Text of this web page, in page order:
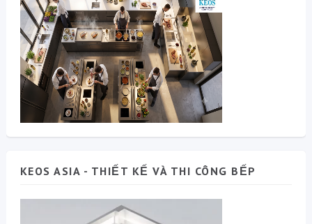
KEOS ASIA - THIẾT KẾ VÀ THI CÔNG BẾP